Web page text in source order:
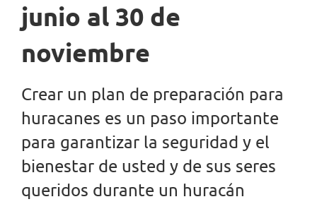
junio al 30 de
noviembre
Crear un plan de preparación para
huracanes es un paso importante
para garantizar la seguridad y el
bienestar de usted y de sus seres
queridos durante un huracán